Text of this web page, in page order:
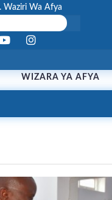
Waziri Wa Afya
WIZARA YA AFYA